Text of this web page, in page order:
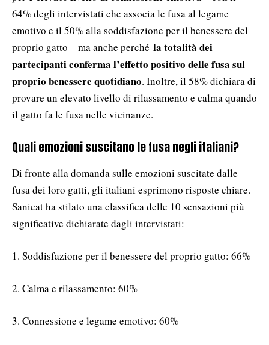
64% degli intervistati che associa le fusa al legame
emotivo e il 50% alla soddisfazione per il benessere del
proprio gatto—ma anche perché la totalità dei
partecipanti conferma l’effetto positivo delle fusa sul
proprio benessere quotidiano. Inoltre, il 58% dichiara di
provare un elevato livello di rilassamento e calma quando
il gatto fa le fusa nelle vicinanze.
Quali emozioni suscitano le fusa negli italiani?
Di fronte alla domanda sulle emozioni suscitate dalle
fusa dei loro gatti, gli italiani esprimono risposte chiare.
Sanicat ha stilato una classifica delle 10 sensazioni più
significative dichiarate dagli intervistati:
1. Soddisfazione per il benessere del proprio gatto: 66%
2. Calma e rilassamento: 60%
3. Connessione e legame emotivo: 60%